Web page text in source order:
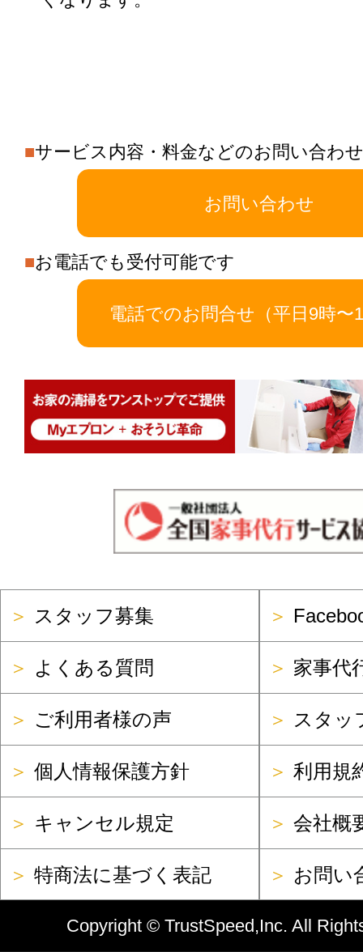
■サービス内容・料金などのお問い合わ
お問い合わせ
■お電話でも受付可能です
電話でのお問合せ（平日9時〜
＞ スタッフ募集
＞ よくある質問
＞ ご利用者様の声
＞ 個人情報保護方針
＞ キャンセル規定
＞ 特商法に基づく表記
＞
＞ 家事代
＞ スタッ
＞ 利用規
＞ 会社概
＞ お問い
Copyright © TrustSpeed,Inc. All